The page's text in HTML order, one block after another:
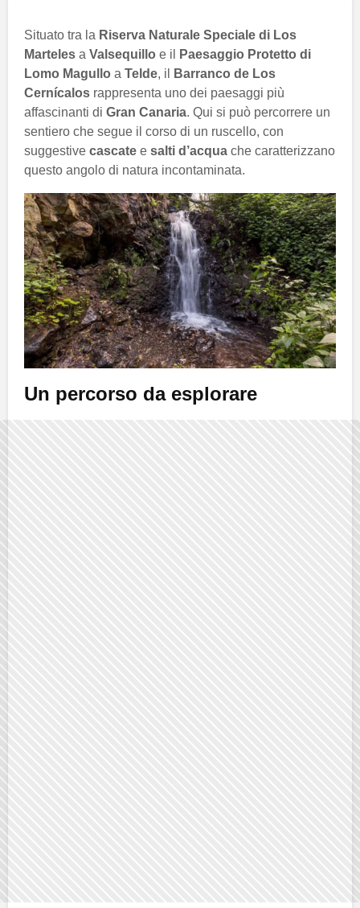
Situato tra la Riserva Naturale Speciale di Los
Marteles a Valsequillo e il
Paesaggio Protetto di
Lomo Magullo a Telde, il
Barranco de Los
Cernícalos rappresenta uno dei paesaggi più
affascinanti di Gran Canaria. Qui si può percorrere un
sentiero che segue il corso di un ruscello, con
suggestive cascate e salti d’acqua che caratterizzano
questo angolo di natura incontaminata.
Un percorso da esplorare